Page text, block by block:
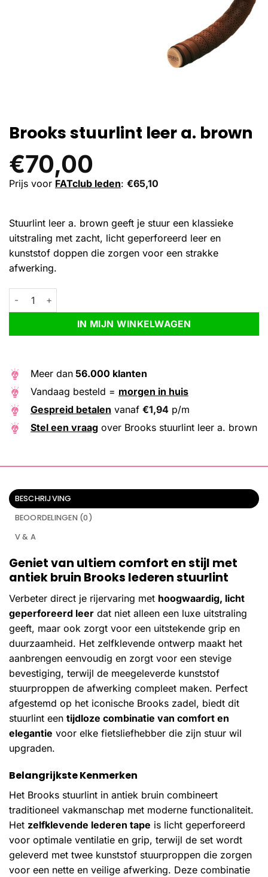
Brooks stuurlint leer a. brown
€70,00
Prijs voor FATclub leden: €65,10
Stuurlint leer a. brown geeft je stuur een klassieke
uitstraling met zacht, licht geperforeerd leer en
kunststof doppen die zorgen voor een strakke
afwerking.
Brooks stuurlint leer a. brown aantal
IN MIJN WINKELWAGEN
Alternative:
Meer dan 56.000 klanten
Vandaag besteld = morgen in huis
Gespreid betalen vanaf €1,94 p/m
Stel een vraag over Brooks stuurlint leer a. brown
BESCHRIJVING
BEOORDELINGEN (0)
V & A
Geniet van ultiem comfort en stijl met
antiek bruin Brooks lederen stuurlint
Verbeter direct je rijervaring met hoogwaardig, licht
geperforeerd leer dat niet alleen een luxe uitstraling
geeft, maar ook zorgt voor een uitstekende grip en
duurzaamheid. Het zelfklevende ontwerp maakt het
aanbrengen eenvoudig en zorgt voor een stevige
bevestiging, terwijl de meegeleverde kunststof
stuurproppen de afwerking compleet maken. Perfect
afgestemd op het iconische Brooks zadel, biedt dit
stuurlint een tijdloze combinatie van comfort en
elegantie voor elke fietsliefhebber die zijn stuur wil
upgraden.
Belangrijkste Kenmerken
Het Brooks stuurlint in antiek bruin combineert
traditioneel vakmanschap met moderne functionaliteit.
Het zelfklevende lederen tape is licht geperforeerd
voor optimale ventilatie en grip, terwijl de set wordt
geleverd met twee kunststof stuurproppen die zorgen
voor een nette en veilige afwerking. Deze combinatie